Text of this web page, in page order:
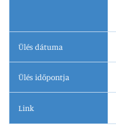
Ülés dátuma
Ülés időpontja
Link